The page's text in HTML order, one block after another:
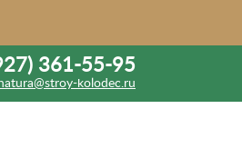
361-55-95
kolodec.ru